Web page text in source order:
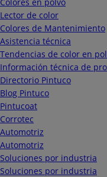
Lector de color
Colores de Mantenimiento
Asistencia técnica
Tendencias de color en
Información técnica de
Directorio Pintuco
Blog Pintuco
Pintucoat
Corrotec
Automotriz
Automotriz
Soluciones por industria
Soluciones por industria